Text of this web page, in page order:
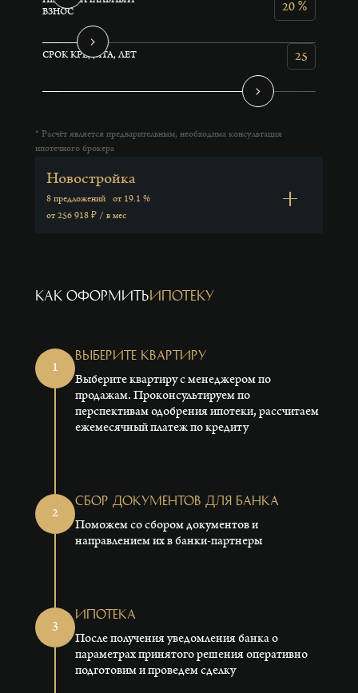
ВЗНОС
20 %
СРОК КРЕДИТА, ЛЕТ 25
* Расчёт является предварительным, необходима консультация
ипотечного брокера
Новостройка
8 предложений
от 19.1 %
от 256 918 ₽ / в мес
как оформитьипотеку
1
Выберите квартиру
Выберите квартиру с менеджером по
продажам. Проконсультируем по
перспективам одобрения ипотеки, рассчитаем
ежемесячный платеж по кредиту
2
Сбор документов для банка
Поможем со сбором документов и
направлением их в банки-партнеры
3
Ипотека
После получения уведомления банка о
параметрах принятого решения оперативно
подготовим и проведем сделку